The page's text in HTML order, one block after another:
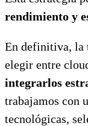
rendimiento y
En definitiva, la
elegir entre
integrarlos
trabajamos con
tecnológicas,